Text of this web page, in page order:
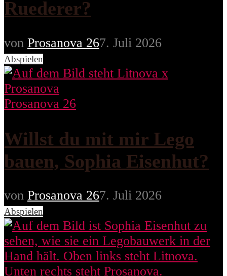
Ruederer?
von Prosanova 267. Juli 2026
Abspielen
Prosanova 26
Willst du mit mir Lego
bauen, Sophia Eisenhut?
von Prosanova 267. Juli 2026
Abspielen